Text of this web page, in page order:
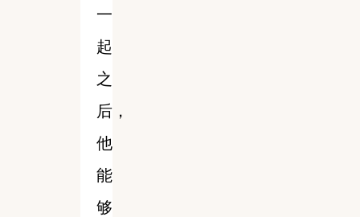
一
起
之
后，
他
能
够